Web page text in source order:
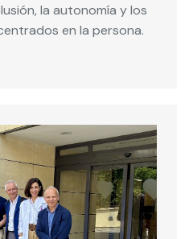
la autonomía y los
en la persona.